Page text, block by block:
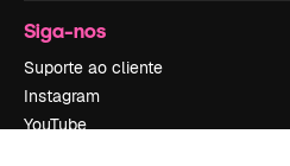
Siga-nos
Suporte ao cliente
Instagram
YouTube